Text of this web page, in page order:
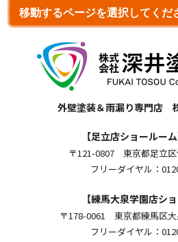
外壁塗装＆雨漏り専門店
【足立店ショールー
〒121-0807 東京都足立
フリーダイヤル：
【練馬大泉学園店シ
〒178-0061 東京都練馬区
フリーダイヤル：